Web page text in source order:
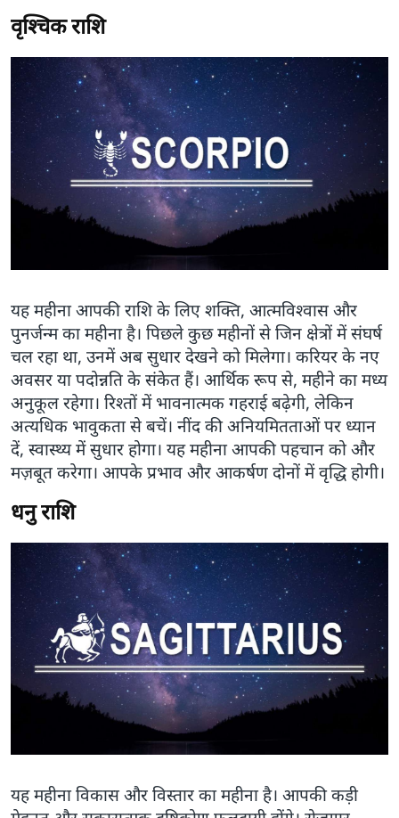
वृश्चिक राशि
यह महीना आपकी राशि के लिए शक्ति, आत्मविश्वास और
पुनर्जन्म का महीना है। पिछले कुछ महीनों से जिन क्षेत्रों में संघर्ष
चल रहा था, उनमें अब सुधार देखने को मिलेगा। करियर के नए
अवसर या पदोन्नति के संकेत हैं। आर्थिक रूप से, महीने का मध्य
अनुकूल रहेगा। रिश्तों में भावनात्मक गहराई बढ़ेगी, लेकिन
अत्यधिक भावुकता से बचें। नींद की अनियमितताओं पर ध्यान
दें, स्वास्थ्य में सुधार होगा। यह महीना आपकी पहचान को और
मज़बूत करेगा। आपके प्रभाव और आकर्षण दोनों में वृद्धि होगी।
धनु राशि
यह महीना विकास और विस्तार का महीना है। आपकी कड़ी